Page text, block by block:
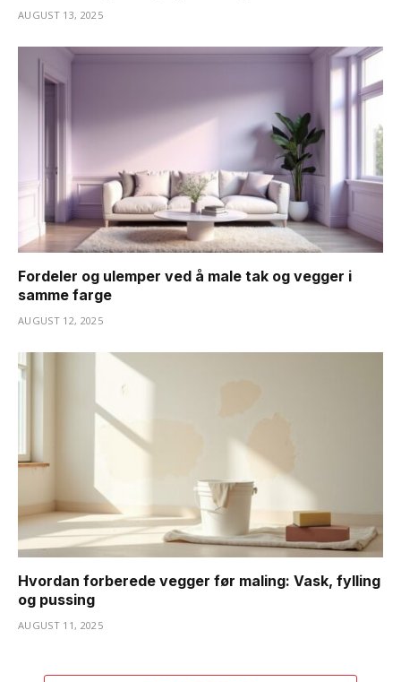
AUGUST 13, 2025
Fordeler og ulemper ved å male tak og vegger i
samme farge
AUGUST 12, 2025
Hvordan forberede vegger før maling: Vask, fylling
og pussing
AUGUST 11, 2025